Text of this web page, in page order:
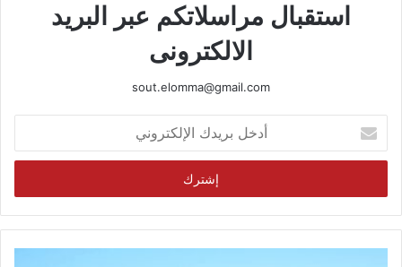
استقبال مراسلاتكم عبر البريد
الالكترونى
sout.elomma@gmail.com
بريدك
الإلكتروني